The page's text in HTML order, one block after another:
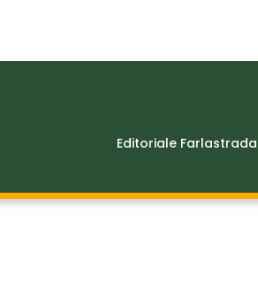
Editoriale Farlastrada